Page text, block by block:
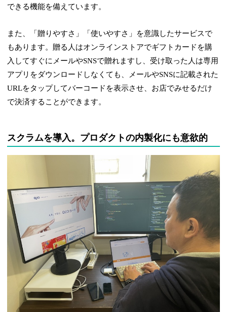
できる機能を備えています。
また、「贈りやすさ」「使いやすさ」を意識したサービスで
もあります。贈る人はオンラインストアでギフトカードを購
入してすぐにメールやSNSで贈れますし、受け取った人は専用
アプリをダウンロードしなくても、メールやSNSに記載された
URLをタップしてバーコードを表示させ、お店でみせるだけ
で決済することができます。
スクラムを導入。プロダクトの内製化にも意欲的